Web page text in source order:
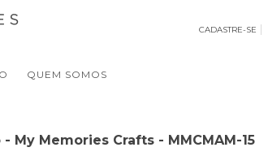
CADASTRE-SE
QUEM SOMOS
My Memories Crafts - MMCMAM-15